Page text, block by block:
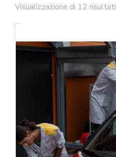
Visualizzazione di 12 risultati